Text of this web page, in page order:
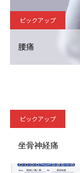
ピックアップ
腰痛
ピックアップ
坐骨神経痛